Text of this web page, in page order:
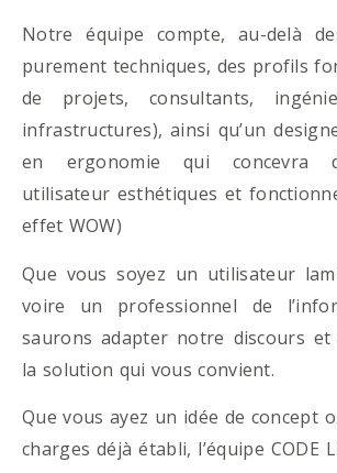
Notre équipe compte, au-delà
purement techniques, des profils
de projets, consultants,
infrastructures), ainsi qu’un
en ergonomie qui concevra
utilisateur esthétiques et
effet WOW)
Que vous soyez un utilisateur
voire un professionnel de
saurons adapter notre discours
la solution qui vous convient.
Que vous ayez un idée de concept
charges déjà établi, l’équipe CODE